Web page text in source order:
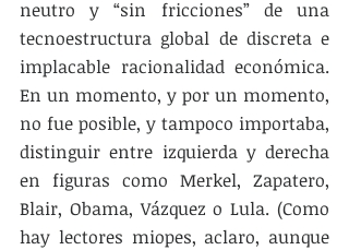
neutro y “sin fricciones” de una
tecnoestructura global de discreta e
implacable racionalidad económica.
En un momento, y por un momento,
no fue posible, y tampoco importaba,
distinguir entre izquierda y derecha
en figuras como Merkel, Zapatero,
Blair, Obama, Vázquez o Lula. (Como
hay lectores miopes, aclaro, aunque